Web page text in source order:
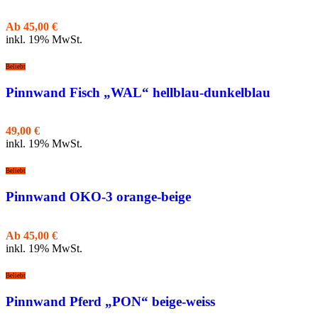
Ab 45,00 €
inkl. 19% MwSt.
Beliebt
Pinnwand Fisch „WAL“ hellblau-dunkelblau
49,00 €
inkl. 19% MwSt.
Beliebt
Pinnwand OKO-3 orange-beige
Ab 45,00 €
inkl. 19% MwSt.
Beliebt
Pinnwand Pferd „PON“ beige-weiss